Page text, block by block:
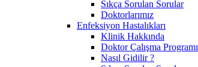
Sıkça Sorulan Sorular
Doktorlarımız
Enfeksiyon Hastalıkları
Klinik Hakkında
Doktor Çalışma Programı
Nasıl Gidilir ?